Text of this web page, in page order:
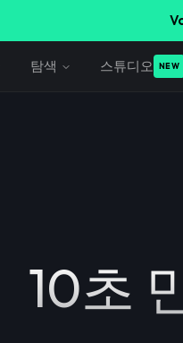
탐색 스튜디오 NEW
10초